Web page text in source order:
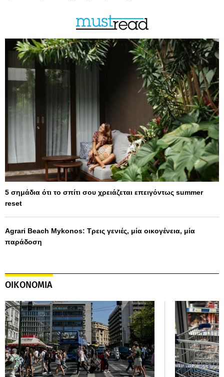
5 σημάδια ότι το σπίτι σου χρειάζεται επειγόντως summer
reset
Agrari Beach Mykonos: Τρεις γενιές, μία οικογένεια, μία
παράδοση
ΟΙΚΟΝΟΜΙΑ